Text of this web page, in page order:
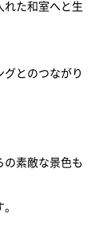
れた和室へと生
とのつながり
の素敵な景色も